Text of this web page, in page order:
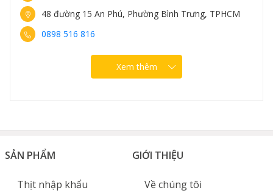
48 đường 15 An Phú, Phường Bình Trưng, TPHCM
0898 516 816
Xem thêm
SẢN PHẨM
Thịt nhập khẩu
GIỚI THIỆU
Về chúng tôi